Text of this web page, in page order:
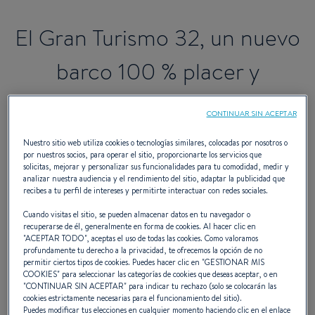
El Gran Turismo 32, un nuevo
barco 100 % placer y
sensaciones
Con el Gran Turismo 32, llega una nueva
generación de Crucero exprés firmada por
BENETEAU a partir del mes de septiembre
2019.
La novedad de32 piesse propondrá en 2 versiones : fuera
Nuestro sitio web utiliza cookies o tecnologías similares, colocadas por nosotros o
por nuestros socios, para operar el sitio, proporcionarte los servicios que
solicitas, mejorar y personalizar sus funcionalidades para tu comodidad, medir y
analizar nuestra audiencia y el rendimiento del sitio, adaptar la publicidad que
recibes a tu perfil de intereses y permitirte interactuar con redes sociales.
Cuando visitas el sitio, se pueden almacenar datos en tu navegador o
recuperarse de él, generalmente en forma de cookies. Al hacer clic en
"ACEPTAR TODO", aceptas el uso de todas las cookies. Como valoramos
profundamente tu derecho a la privacidad, te ofrecemos la opción de no
permitir ciertos tipos de cookies. Puedes hacer clic en "GESTIONAR MIS
COOKIES" para seleccionar las categorías de cookies que deseas aceptar, o en
"CONTINUAR SIN ACEPTAR" para indicar tu rechazo (solo se colocarán las
cookies estrictamente necesarias para el funcionamiento del sitio).
Puedes modificar tus elecciones en cualquier momento haciendo clic en el enlace
CONTINUAR SIN ACEPTAR